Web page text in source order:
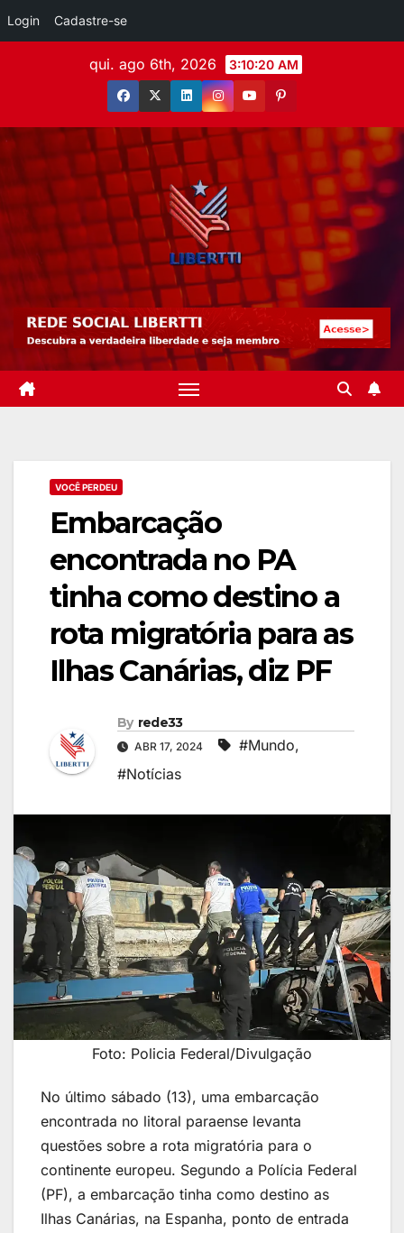
Login Cadastre-se
qui. ago 6th, 2026 3:10:21 AM
VOCÊ PERDEU
Embarcação
encontrada no PA
tinha como destino a
rota migratória para as
Ilhas Canárias, diz PF
By rede33
ABR 17, 2024 #Mundo,
#Notícias
Foto: Policia Federal/Divulgação
No último sábado (13), uma embarcação
encontrada no litoral paraense levanta
questões sobre a rota migratória para o
continente europeu. Segundo a Polícia Federal
(PF), a embarcação tinha como destino as
Ilhas Canárias, na Espanha, ponto de entrada